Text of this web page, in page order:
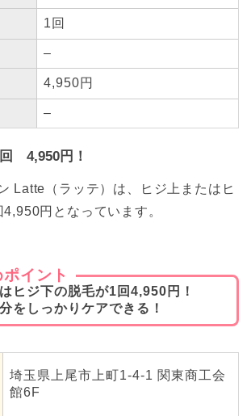
1回
–
4,950円
–
4,950円！
Latte（ラッテ）は、ヒジ上またはヒ
円となっています。
イント
ヒジ下の脱毛が1回4,950円！
をしっかりケアできる！
埼玉県上尾市上町1-4-1 関東商工会
館6F